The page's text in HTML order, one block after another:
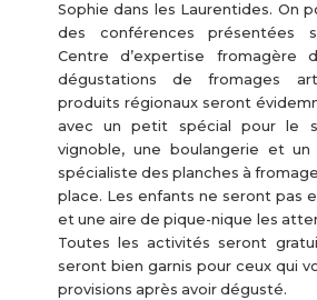
Sophie dans les Laurentides. On
des conférences présentées
Centre d’expertise fromagère
dégustations de fromages
produits régionaux seront
avec un petit spécial pour le
vignoble, une boulangerie et
spécialiste des planches à
place. Les enfants ne seront pas
et une aire de pique-nique les
Toutes les activités seront
seront bien garnis pour ceux qui
provisions après avoir dégusté.